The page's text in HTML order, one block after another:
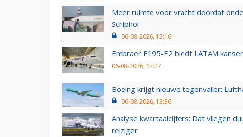
Meer ruimte voor vracht doordat
Schiphol
06-08-2026, 15:16
Embraer E195-E2 biedt LATAM
06-08-2026, 14:27
Boeing krijgt nieuwe tegenvaller:
06-08-2026, 13:36
Analyse kwartaalcijfers: Dat vliegen
reiziger